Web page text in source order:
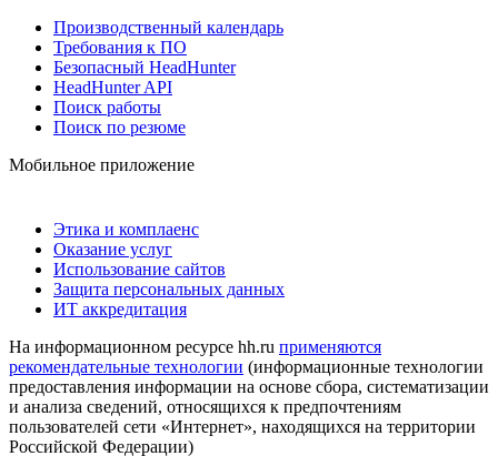
Производственный календарь
Требования к ПО
Безопасный HeadHunter
HeadHunter API
Поиск работы
Поиск по резюме
Мобильное приложение
Этика и комплаенс
Оказание услуг
Использование сайтов
Защита персональных данных
ИТ аккредитация
На информационном ресурсе hh.ru применяются
рекомендательные технологии (информационные технологии
предоставления информации на основе сбора, систематизации
и анализа сведений, относящихся к предпочтениям
пользователей сети «Интернет», находящихся на территории
Российской Федерации)